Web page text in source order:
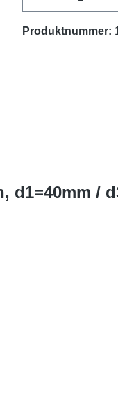
Produktnummer:
d1=40mm /